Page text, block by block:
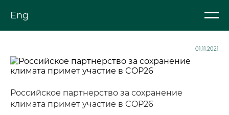
Eng
01.11.2021
Российское партнерство за сохранение
климата примет участие в COP26